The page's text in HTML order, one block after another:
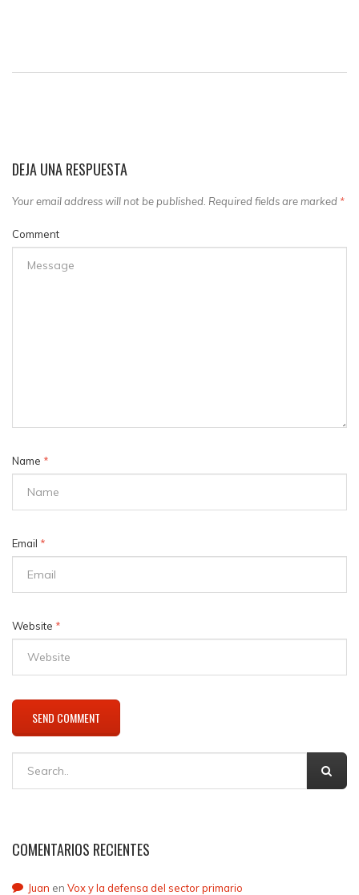
DEJA UNA RESPUESTA
Your email address will not be published. Required fields are marked *
Comment
Name *
Email *
Website *
COMENTARIOS RECIENTES
Juan en Vox y la defensa del sector primario